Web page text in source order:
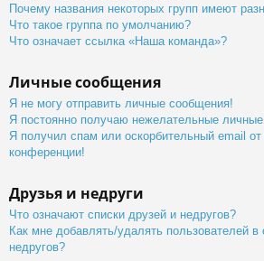
Почему названия некоторых групп имеют
Что такое группа по умолчанию?
Что означает ссылка «Наша команда»?
Личные сообщения
Я не могу отправить личные сообщения!
Я постоянно получаю нежелательные
Я получил спам или оскорбительный email от
конференции!
Друзья и недруги
Что означают списки друзей и недругов?
Как мне добавлять/удалять пользователей в
недругов?